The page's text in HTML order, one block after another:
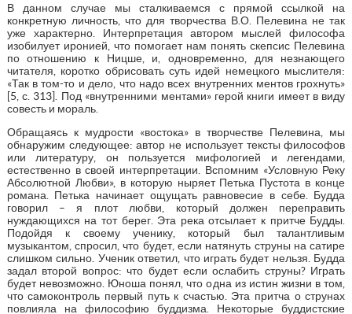
В данном случае мы сталкиваемся с прямой ссылкой на
конкретную личность, что для творчества В.О. Пелевина не так
уже характерно. Интерпретация автором мыслей философа
изобилует иронией, что помогает нам понять скепсис Пелевина
по отношению к Ницше, и, одновременно, для незнающего
читателя, коротко обрисовать суть идей немецкого мыслителя:
«Так в том-то и дело, что надо всех внутренних ментов грохнуть»
[5, с. 313]. Под «внутренними ментами» герой книги имеет в виду
совесть и мораль.
Обращаясь к мудрости «востока» в творчестве Пелевина, мы
обнаружим следующее: автор не использует тексты философов
или литературу, он пользуется мифологией и легендами,
естественно в своей интерпретации. Вспомним «Условную Реку
Абсолютной Любви», в которую ныряет Петька Пустота в конце
романа. Петька начинает ощущать равновесие в себе. Будда
говорил – я плот любви, который должен переправить
нуждающихся на тот берег. Эта река отсылает к притче Будды.
Подойдя к своему ученику, который был талантливым
музыкантом, спросил, что будет, если натянуть струны на сатире
слишком сильно. Ученик ответил, что играть будет нельзя. Будда
задал второй вопрос: что будет если ослабить струны? Играть
будет невозможно. Юноша понял, что одна из истин жизни в том,
что самоконтроль первый путь к счастью. Эта притча о струнах
повлияла на философию буддизма. Некоторые буддистские